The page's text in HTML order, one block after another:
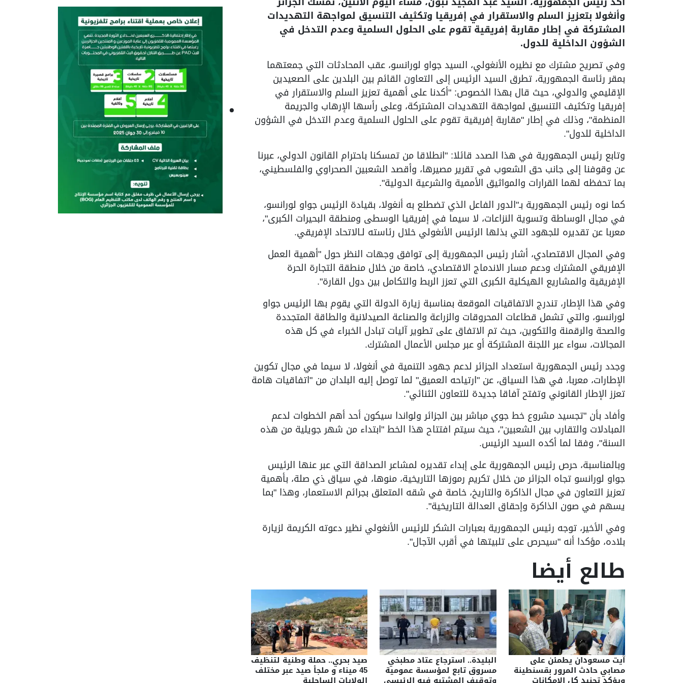
وأنغولا بتعزيز السلم والاستقرار في إفريقيا وتكثيف التنسيق لمواجهة التهديدات
المشتركة في إطار مقاربة إفريقية تقوم على الحلول السلمية وعدم التدخل في
الشؤون الداخلية للدول.
وفي تصريح مشترك مع نظيره الأنغولي، السيد جواو لورانسو، عقب المحادثات التي جمعتهما
بمقر رئاسة الجمهورية، تطرق السيد الرئيس إلى التعاون القائم بين البلدين على الصعيدين
الإقليمي والدولي، حيث قال بهذا الخصوص: "أكدنا على أهمية تعزيز السلم والاستقرار في
إفريقيا وتكثيف التنسيق لمواجهة التهديدات المشتركة، وعلى رأسها الإرهاب والجريمة
المنظمة"، وذلك في إطار "مقاربة إفريقية تقوم على الحلول السلمية وعدم التدخل في الشؤون
الداخلية للدول".
وتابع رئيس الجمهورية في هذا الصدد قائلا: "انطلاقا من تمسكنا باحترام القانون الدولي، عبرنا
عن وقوفنا إلى جانب حق الشعوب في تقرير مصيرها، وأقصد الشعبين الصحراوي والفلسطيني،
بما تحفظه لهما القرارات والمواثيق الأممية والشرعية الدولية".
كما نوه رئيس الجمهورية بـ"الدور الفاعل الذي تضطلع به أنغولا، بقيادة الرئيس جواو لورانسو،
في مجال الوساطة وتسوية النزاعات، لا سيما في إفريقيا الوسطى ومنطقة البحيرات الكبرى"،
معربا عن تقديره للجهود التي بذلها الرئيس الأنغولي خلال رئاسته لـالاتحاد الإفريقي.
وفي المجال الاقتصادي، أشار رئيس الجمهورية إلى توافق وجهات النظر حول "أهمية العمل
الإفريقي المشترك ودعم مسار الاندماج الاقتصادي، خاصة من خلال منطقة التجارة الحرة
الإفريقية والمشاريع الهيكلية الكبرى التي تعزز الربط والتكامل بين دول القارة".
وفي هذا الإطار، تندرج الاتفاقيات الموقعة بمناسبة زيارة الدولة التي يقوم بها الرئيس جواو
لورانسو، والتي تشمل قطاعات المحروقات والزراعة والصناعة الصيدلانية والطاقة المتجددة
والصحة والرقمنة والتكوين، حيث تم الاتفاق على تطوير آليات تبادل الخبراء في كل هذه
المجالات، سواء عبر اللجنة المشتركة أو عبر مجلس الأعمال المشترك.
وجدد رئيس الجمهورية استعداد الجزائر لدعم جهود التنمية في أنغولا، لا سيما في مجال تكوين
الإطارات، معربا، في هذا السياق، عن "ارتياحه العميق" لما توصل إليه البلدان من "اتفاقيات هامة
تعزز الإطار القانوني وتفتح آفاقا جديدة للتعاون الثنائي".
وأفاد بأن "تجسيد مشروع خط جوي مباشر بين الجزائر ولواندا سيكون أحد أهم الخطوات لدعم
المبادلات والتقارب بين الشعبين"، حيث سيتم افتتاح هذا الخط "ابتداء من شهر جويلية من هذه
السنة"، وفقا لما أكده السيد الرئيس.
وبالمناسبة، حرص رئيس الجمهورية على إبداء تقديره لمشاعر الصداقة التي عبر عنها الرئيس
جواو لورانسو تجاه الجزائر من خلال تكريم رموزها التاريخية، منوها، في سياق ذي صلة، بأهمية
تعزيز التعاون في مجال الذاكرة والتاريخ، خاصة في شقه المتعلق بجرائم الاستعمار، وهذا "بما
يسهم في صون الذاكرة وإحقاق العدالة التاريخية".
وفي الأخير، توجه رئيس الجمهورية بعبارات الشكر للرئيس الأنغولي نظير دعوته الكريمة لزيارة
بلاده، مؤكدا أنه "سيحرص على تلبيتها في أقرب الآجال".
طالع أيضا
آيت مسعودان يطمئن على
مصابي حادث المرور بقسنطينة
البليدة.. استرجاع عتاد مطبخي
مسروق تابع لمؤسسة عمومية
صيد بحري.. حملة وطنية لتنظيف
45 ميناء و ملجأ صيد عبر مختلف